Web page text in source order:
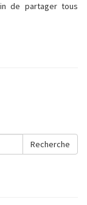
de partager tous
Recherche